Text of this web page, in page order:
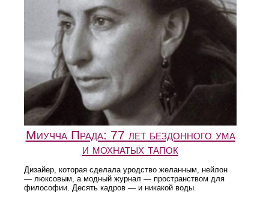
Миучча Прада: 77 лет бездонного ума
и мохнатых тапок
Дизайер, которая сделала уродство желанным, нейлон
— люксовым, а модный журнал — пространством для
философии. Десять кадров — и никакой воды.